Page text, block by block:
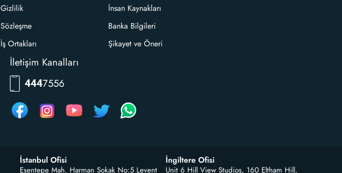
Gizlilik
Sözleşme
İş Ortakları
İnsan Kaynakları
Banka Bilgileri
Şikayet ve Öneri
İletişim Kanalları
444RKLM
İstanbul Ofisi
Esentepe Mah. Harman Sokak No:5 Levent
İngiltere Ofisi
Unit 6 Hill View Studios, 160 Eltham Hill,